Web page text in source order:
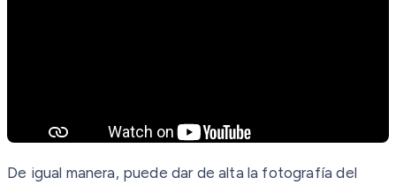
De igual manera, puede dar de alta la fotografía del